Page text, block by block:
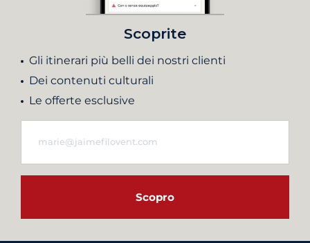
Scoprite
Gli itinerari più belli dei nostri clienti
Dei contenuti culturali
Le offerte esclusive
Scopro